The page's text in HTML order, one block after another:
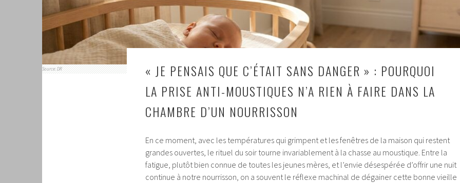
Source: DR
« JE PENSAIS QUE C’ÉTAIT SANS DANGER » : POURQUOI
LA PRISE ANTI-MOUSTIQUES N’A RIEN À FAIRE DANS LA
CHAMBRE D’UN NOURRISSON
En ce moment, avec les températures qui grimpent et les fenêtres de la maison qui restent
grandes ouvertes, le rituel du soir tourne invariablement à la chasse au moustique. Entre la
fatigue, plutôt bien connue de toutes les jeunes mères, et l’envie désespérée d’offrir une nuit
continue à notre nourrisson, on a souvent le réflexe machinal de dégainer cette bonne vieille